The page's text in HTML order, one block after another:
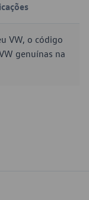
VW, o código
genuínas na